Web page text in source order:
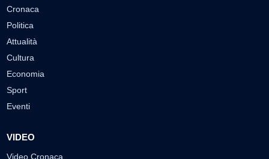
Cronaca
Politica
Attualità
Cultura
Economia
Sport
Eventi
VIDEO
Video Cronaca